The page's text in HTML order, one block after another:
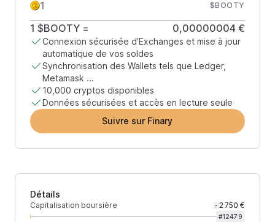
$BOOTY
1 $BOOTY = 0,00000004 €
Connexion sécurisée d’Exchanges et mise à jour
automatique de vos soldes
Synchronisation des Wallets tels que Ledger,
Metamask ...
10,000 cryptos disponibles
Données sécurisées et accès en lecture seule
Suivre sur Finary
Détails
Capitalisation boursière - 2 750 €
#12479